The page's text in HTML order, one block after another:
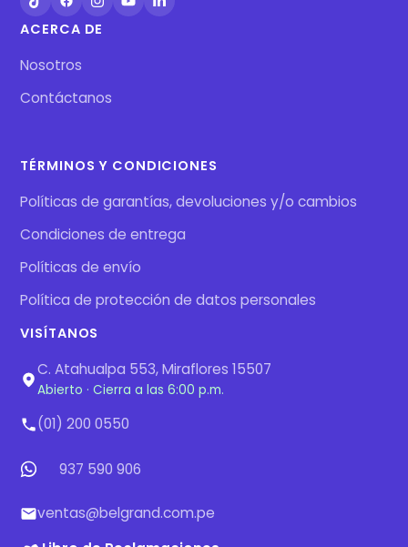
ACERCA DE
Nosotros
Contáctanos
TÉRMINOS Y CONDICIONES
Políticas de garantías, devoluciones y/o cambios
Condiciones de entrega
Políticas de envío
Política de protección de datos personales
VISÍTANOS
C. Atahualpa 553, Miraflores 15507
Abierto · Cierra a las 6:00 p.m.
(01) 200 0550
937 590 906
ventas@belgrand.com.pe